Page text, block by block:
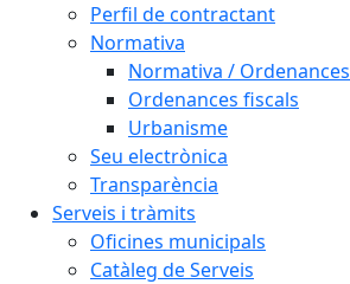
Perfil de contractant
Normativa
Normativa /
Ordenances fiscals
Urbanisme
Seu electrònica
Transparència
Serveis i tràmits
Oficines municipals
Catàleg de Serveis